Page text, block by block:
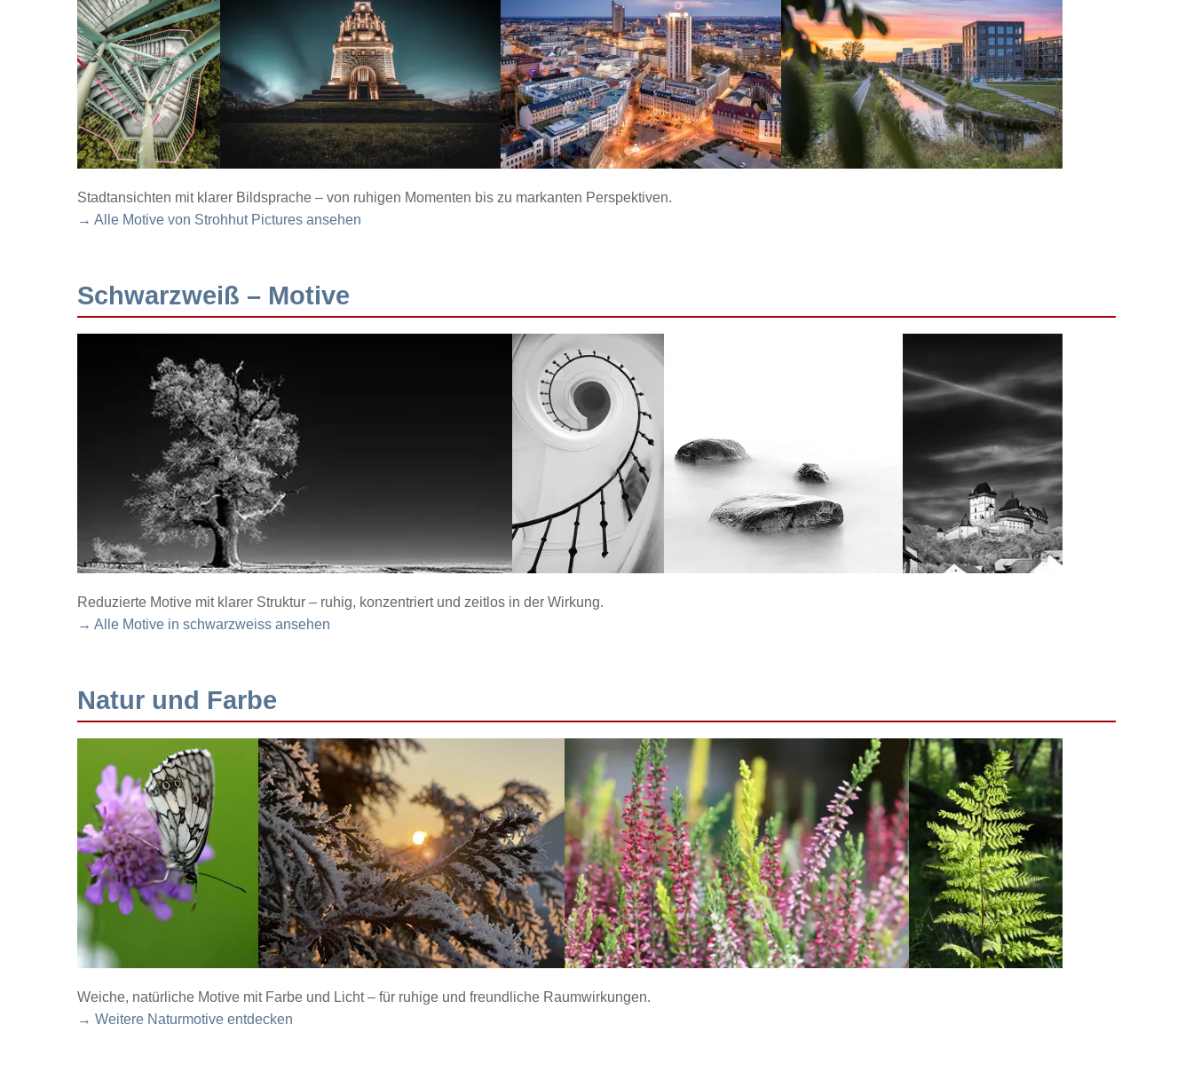
Stadtansichten mit klarer Bildsprache – von ruhigen Momenten bis zu markanten Perspektiven.
→ Alle Motive von Strohhut Pictures ansehen
Schwarzweiß – Motive
Reduzierte Motive mit klarer Struktur – ruhig, konzentriert und zeitlos in der Wirkung.
→ Alle Motive in schwarzweiss ansehen
Natur und Farbe
Weiche, natürliche Motive mit Farbe und Licht – für ruhige und freundliche Raumwirkungen.
→ Weitere Naturmotive entdecken